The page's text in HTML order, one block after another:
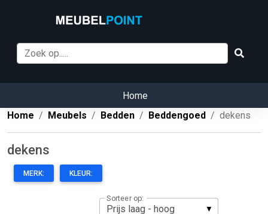
Home
Home
Meubels Bedden Beddengoed dekens
dekens
MERK: KLEUR:
Sorteer op: